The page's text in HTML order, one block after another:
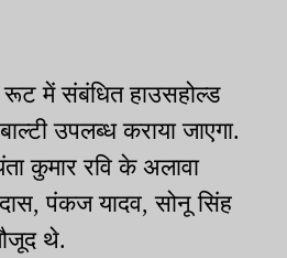
रूट में संबंधित हाउसहोल्ड
उपलब्ध कराया जाएगा.
कुमार रवि के अलावा
पंकज यादव, सोनू सिंह
थे.